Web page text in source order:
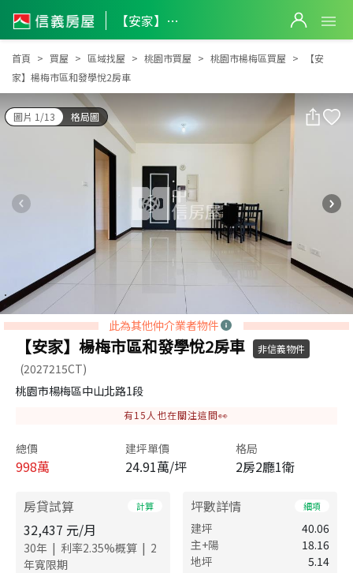
【安家】楊梅市區和發學悅2房車
【安家】楊梅市區和發學悅2房車
首頁 買屋 區域找屋 桃園市買屋 桃園市楊梅區買屋
【安
家】楊梅市區和發學悅2房車
圖片 1/13 格局圖
此為其他仲介業者物件
【安家】楊梅市區和發學悅2房車 非信義物件
(2027215CT)
桃園市楊梅區中山北路1段
有15 人也在關注這間👀
總價
998萬
建坪單價
24.91萬/坪
格局
2房2廳1衛
房貸試算 計算
32,437 元/月
30年 | 利率2.35%概算 | 2
年寬限期
坪數詳情 細項
建坪
40.06
主+陽
18.16
地坪
5.14